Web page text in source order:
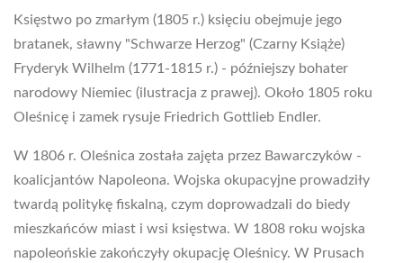
Księstwo po zmarłym (1805 r.) księciu obejmuje jego
bratanek, sławny "Schwarze Herzog" (Czarny Książe)
Fryderyk Wilhelm (1771-1815 r.) - późniejszy bohater
narodowy Niemiec (ilustracja z prawej). Około 1805 roku
Oleśnicę i zamek rysuje Friedrich Gottlieb Endler.
W 1806 r. Oleśnica została zajęta przez Bawarczyków -
koalicjantów Napoleona. Wojska okupacyjne prowadziły
twardą politykę fiskalną, czym doprowadzali do biedy
mieszkańców miast i wsi księstwa. W 1808 roku wojska
napoleońskie zakończyły okupację Oleśnicy. W Prusach